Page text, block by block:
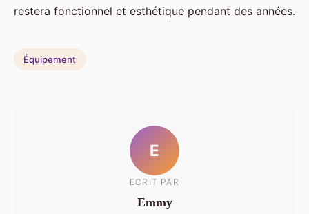
restera fonctionnel et esthétique pendant des années.
Équipement
E
ECRIT PAR
Emmy